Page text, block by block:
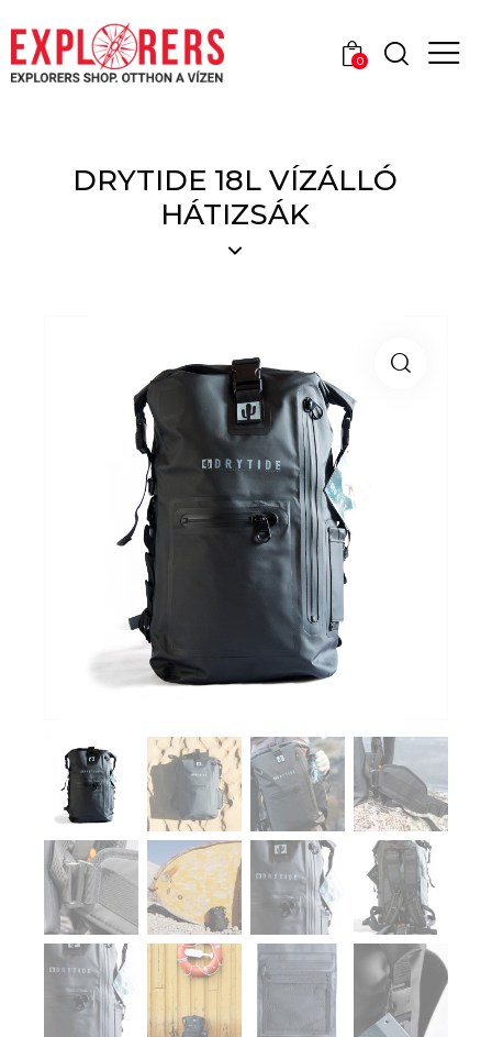
0
DRYTIDE 18L VÍZÁLLÓ
HÁTIZSÁK